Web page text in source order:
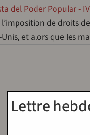
del Poder Popular -
de droits
Unis, et alors que les
Lettre